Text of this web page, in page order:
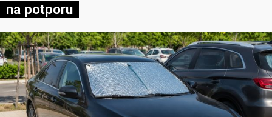
na potporu